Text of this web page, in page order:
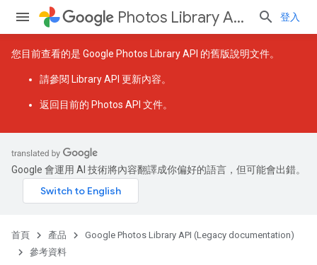
Photos Library API (Legacy documentation) 登入
您目前查看的是 Google Photos Library API 的舊版說明文件。
請參閱 Library API 更新內容。
返回 目前的 Photos API 文件。
Google 會運用 AI 技術將內容翻譯成你偏好的語言，但可能會出錯。
首頁 產品
Google Photos Library API (Legacy documentation)
參考資料